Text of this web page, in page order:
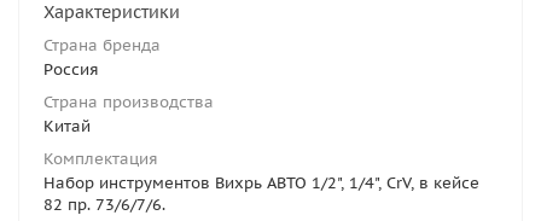
Характеристики
Страна бренда
Россия
Страна производства
Китай
Комплектация
Набор инструментов Вихрь АВТО 1/2", 1/4", CrV, в кейсе
82 пр. 73/6/7/6.